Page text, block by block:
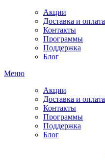
Акции
Доставка и оплата
Контакты
Программы
Поддержка
Блог
Меню
Акции
Доставка и оплата
Контакты
Программы
Поддержка
Блог